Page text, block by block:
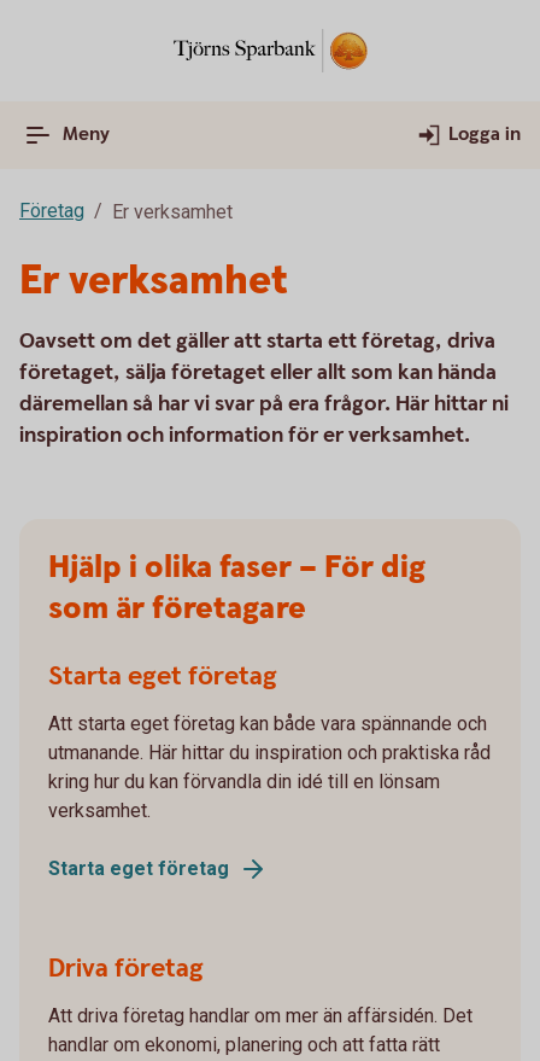
Meny Logga in
Företag Er verksamhet
Er verksamhet
Oavsett om det gäller att starta ett företag, driva
företaget, sälja företaget eller allt som kan hända
däremellan så har vi svar på era frågor. Här hittar ni
inspiration och information för er verksamhet.
Hjälp i olika faser – För dig
som är företagare
Starta eget företag
Att starta eget företag kan både vara spännande och
utmanande. Här hittar du inspiration och praktiska råd
kring hur du kan förvandla din idé till en lönsam
verksamhet.
Starta eget företag
Driva företag
Att driva företag handlar om mer än affärsidén. Det
handlar om ekonomi, planering och att fatta rätt